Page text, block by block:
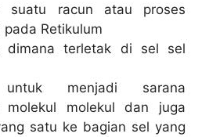
suatu racun atau proses
Retikulum
dimana terletak di sel sel
untuk menjadi sarana
molekul molekul dan juga
satu ke bagian sel yang